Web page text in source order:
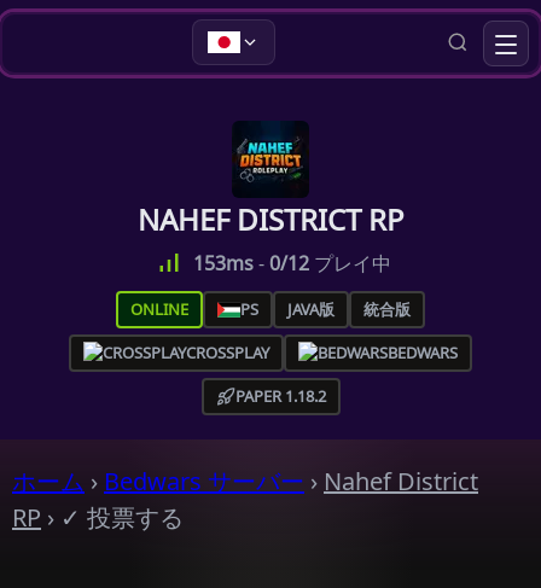
NAHEF DISTRICT RP
153ms-0/12プレイ中
ONLINE PS JAVA版
統合版
CROSSPLAY
BEDWARS
PAPER 1.18.2
ホーム › Bedwars サーバー › Nahef District
RP › ✓ 投票する